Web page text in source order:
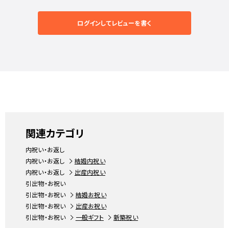
ログインしてレビューを書く
関連カテゴリ
内祝い・お返し
内祝い・お返し
結婚内祝い
内祝い・お返し
出産内祝い
引出物・お祝い
引出物・お祝い
結婚お祝い
引出物・お祝い
出産お祝い
引出物・お祝い
一般ギフト 新築祝い